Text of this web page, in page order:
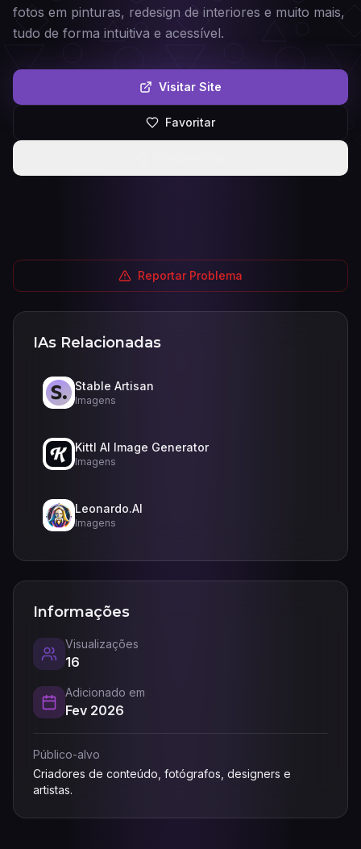
fotos em pinturas, redesign de interiores e muito mais,
tudo de forma intuitiva e acessível.
Visitar Site
Favoritar
Reportar Problema
IAs Relacionadas
Stable Artisan
Imagens
Kittl AI Image Generator
Imagens
Leonardo.AI
Imagens
Informações
Visualizações
16
Adicionado em
Fev 2026
Público-alvo
Criadores de conteúdo, fotógrafos, designers e
artistas.